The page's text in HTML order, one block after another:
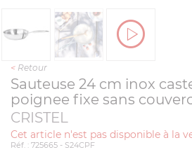
< Retour
Sauteuse 24 cm inox
poignee fixe sans
CRISTEL
Cet article n'est pas disponible à la
Réf. : 725665 - S24CPF